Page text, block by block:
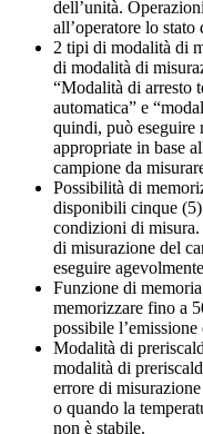
dell’unità.
all’operatore lo stato
2 tipi di modalità di
di modalità di
“Modalità di arresto
automatica” e
quindi, può eseguire
appropriate in base
campione da
Possibilità di
disponibili cinque
condizioni di
di misurazione del
eseguire
Funzione di
memorizzare fino a
possibile
Modalità di
modalità di
errore di
o quando la
non è stabile.